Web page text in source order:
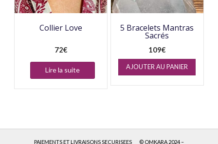
Collier Love
72€
Lire la suite
5 Bracelets Mantras
Sacrés
109€
AJOUTER AU PANIER
PAIEMENTS ET LIVRAISONS SECURISEES © OMKARA 2024 –